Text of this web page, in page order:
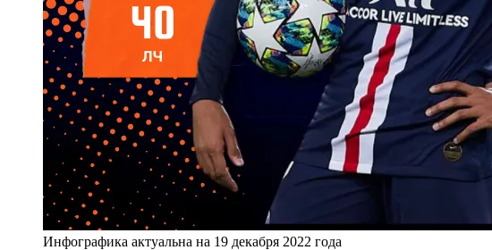
Инфографика актуальна на 19 декабря 2022 года